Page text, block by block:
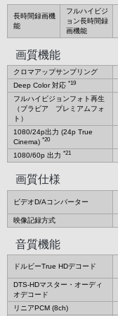
長時間録画機
能
フルハイビジ
ョン長時間録
画機能
画質機能
クロマアップサンプリング
Deep Color 対応 *19
フルハイビジョンフォト再生
（ブラビア プレミアムフォ
ト）
1080/24p出力 (24p True
Cinema) *20
1080/60p 出力 *21
画質仕様
ビデオD/Aコンバーター
映像記録方式
音質機能
ドルビーTrue HDデコード
DTS-HDマスター・オーディ
オデコード
リニアPCM (8ch)